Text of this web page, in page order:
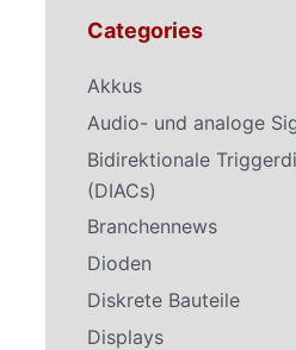
Categories
Akkus
Audio- und analoge
Bidirektionale
(DIACs)
Branchennews
Dioden
Diskrete Bauteile
Displays